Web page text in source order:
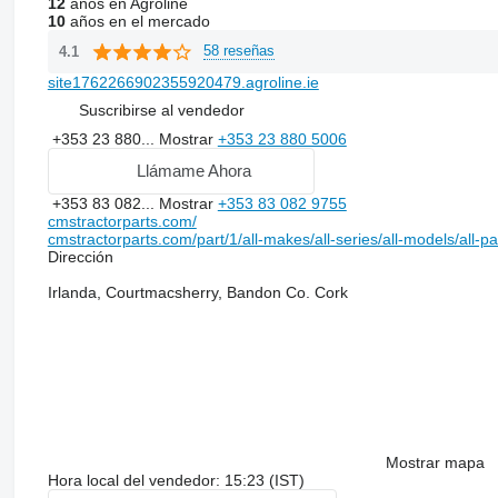
10años en el mercado
4.1 58 reseñas
site1762266902355920479.agroline.ie
Suscribirse al vendedor
+353 23 880... Mostrar +353 23 880 5006
Llámame Ahora
+353 83 082... Mostrar +353 83 082 9755
cmstractorparts.com/
cmstractorparts.com/part/1/all-makes/all-series/all-models/all-
Dirección
Irlanda, Courtmacsherry, Bandon Co. Cork
Mostrar mapa
Hora local del vendedor: 15:23 (IST)